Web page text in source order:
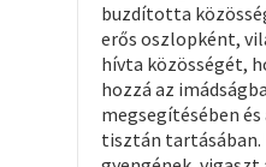
buzdította
erős oszlopként,
hívta közösségét,
hozzá az
megsegítésében
tisztán tartásában.